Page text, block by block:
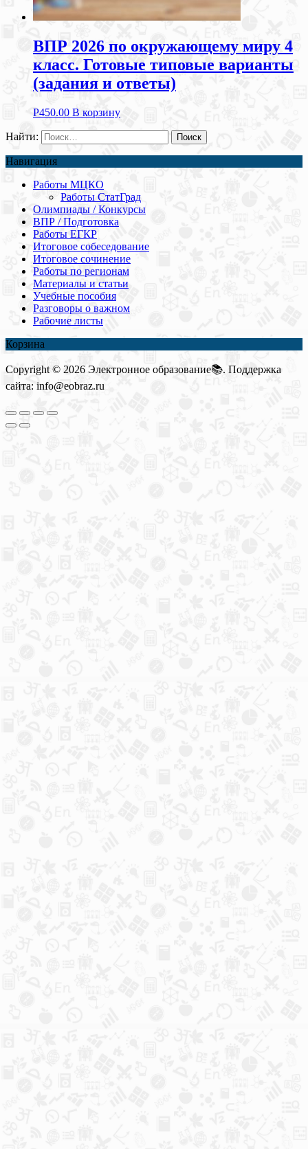
ВПР 2026 по окружающему миру 4
класс. Готовые типовые варианты
(задания и ответы)
Р450.00 В корзину
Найти:
Навигация
Работы МЦКО
Работы СтатГрад
Олимпиады / Конкурсы
ВПР / Подготовка
Работы ЕГКР
Итоговое собеседование
Итоговое сочинение
Работы по регионам
Материалы и статьи
Учебные пособия
Разговоры о важном
Рабочие листы
Корзина
Copyright © 2026 Электронное образование📚. Поддержка
сайта: info@eobraz.ru